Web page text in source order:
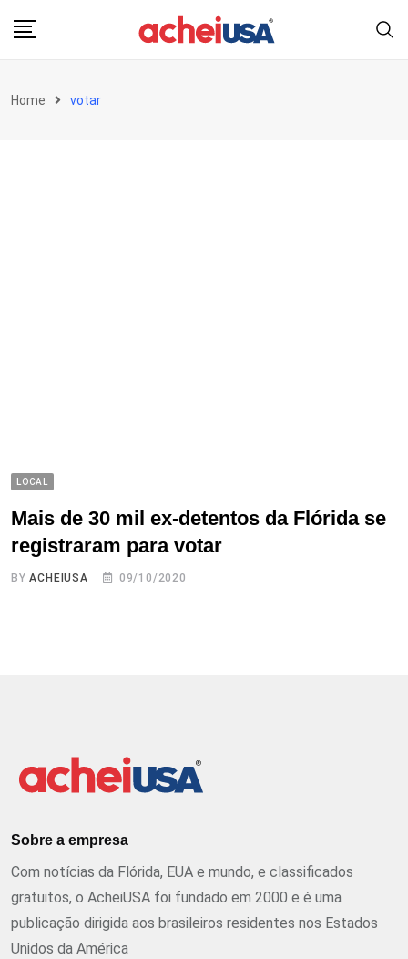
Home votar
LOCAL
Mais de 30 mil ex-detentos da Flórida se
registraram para votar
BYACHEIUSA 09/10/2020
Sobre a empresa
Com notícias da Flórida, EUA e mundo, e classificados
gratuitos, o AcheiUSA foi fundado em 2000 e é uma
publicação dirigida aos brasileiros residentes nos Estados
Unidos da América